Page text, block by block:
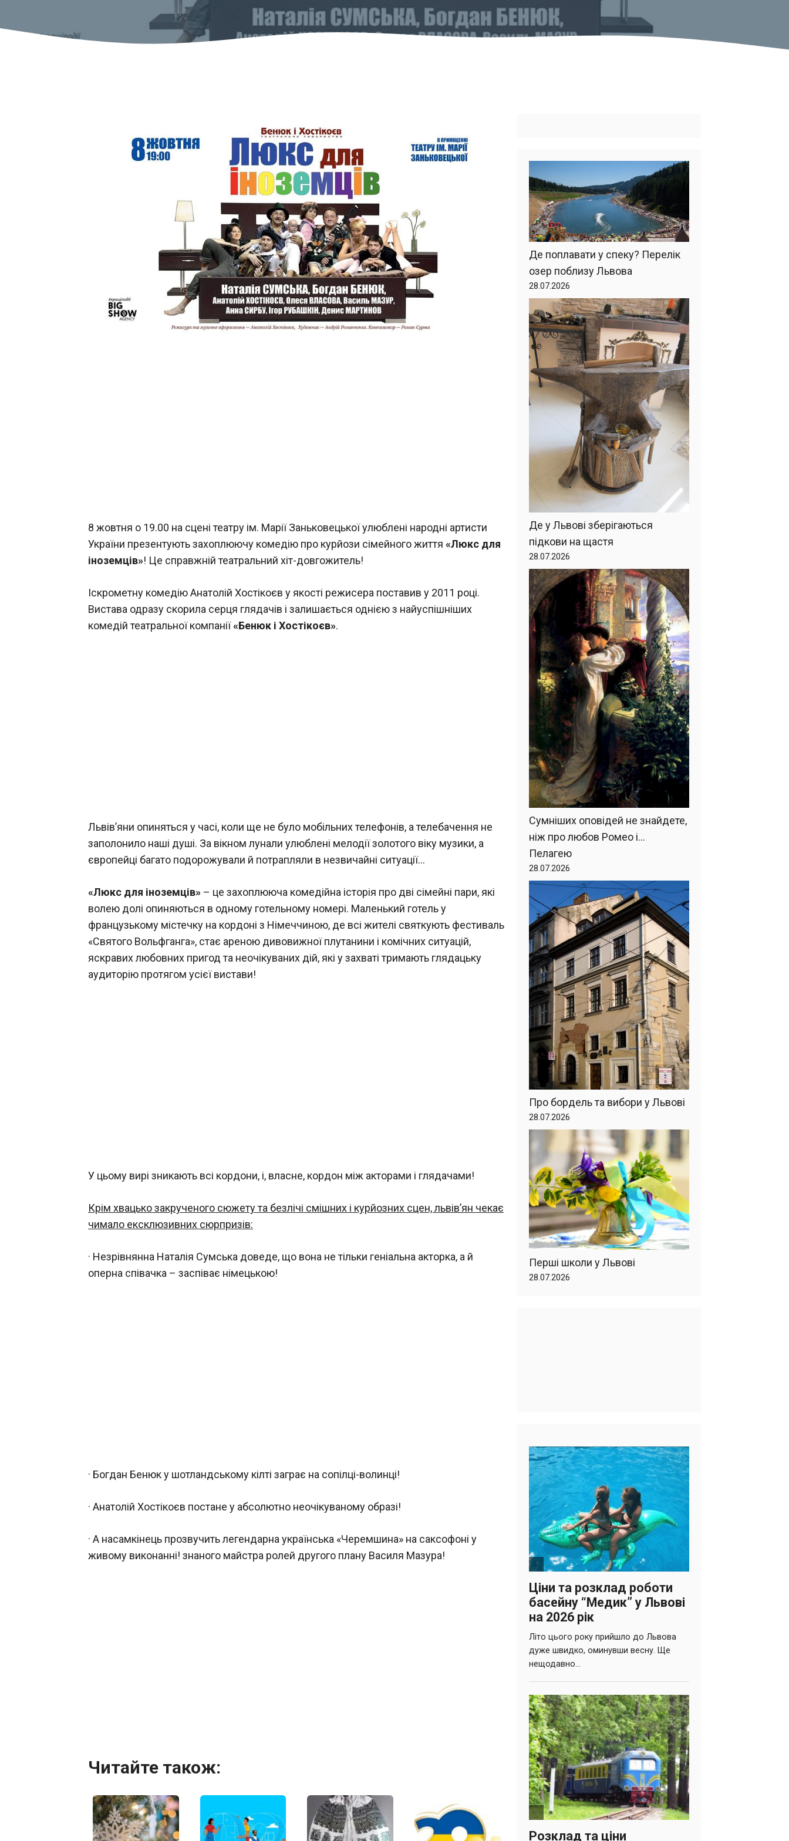
8 жовтня о 19.00 на сцені театру ім. Марії Заньковецької улюблені народні артисти
України презентують захоплюючу комедію про курйози сімейного життя «Люкс для
іноземців»! Це справжній театральний хіт-довгожитель!
Іскрометну комедію Анатолій Хостікоєв у якості режисера поставив у 2011 році.
Вистава одразу скорила серця глядачів і залишається однією з найуспішніших
комедій театральної компанії«Бенюк і Хостікоєв».
Львів’яни опиняться у часі, коли ще не було мобільних телефонів, а телебачення не
заполонило наші душі. За вікном лунали улюблені мелодії золотого віку музики, а
європейці багато подорожували й потрапляли в незвичайні ситуації…
«Люкс для іноземців» – це захоплююча комедійна історія про дві сімейні пари, які
волею долі опиняються в одному готельному номері. Маленький готель у
французькому містечку на кордоні з Німеччиною, де всі жителі святкують фестиваль
«Святого Вольфганга», стає ареною дивовижної плутанини і комічних ситуацій,
яскравих любовних пригод та неочікуваних дій, які у захваті тримають глядацьку
аудиторію протягом усієї вистави!
У цьому вирі зникають всі кордони, і, власне, кордон між акторами і глядачами!
Крім хвацько закрученого сюжету та безлічі смішних і курйозних сцен, львів’ян чекає
чимало ексклюзивних сюрпризів:
· Незрівнянна Наталія Сумська доведе, що вона не тільки геніальна акторка, а й
оперна співачка – заспіває німецькою!
· Богдан Бенюк у шотландському кілті заграє на сопілці-волинці!
· Анатолій Хостікоєв постане у абсолютно неочікуваному образі!
· А насамкінець прозвучить легендарна українська «Черемшина» на саксофоні у
живому виконанні! знаного майстра ролей другого плану Василя Мазура!
Читайте також:
Де поплавати у спеку? Перелік
озер поблизу Львова
28.07.2026
Де у Львові зберігаються
підкови на щастя
28.07.2026
Сумніших оповідей не знайдете,
ніж про любов Ромео і…
Пелагею
28.07.2026
Про бордель та вибори у Львові
28.07.2026
Перші школи у Львові
28.07.2026